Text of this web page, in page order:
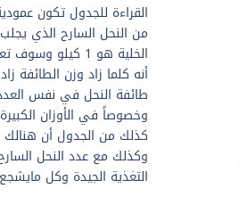
من النحل السارح الذي
الخلية هو 1
أنه كلما زاد وزن
وخصوصاً في الأوزان
كذلك من الجدول أن هنالك
وكذلك مع عدد النحل
التغذية الجيدة وكل